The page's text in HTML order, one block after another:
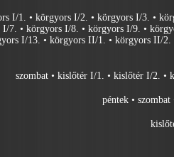
I/1. •körgyors I/2. •körgyors I/3. •
I/7. •körgyors I/8. •körgyors I/9. •
I/13. •körgyors II/1. •körgyors II/2.
szombat •kislőtér I/1. •kislőtér I/2. •
péntek •szombat